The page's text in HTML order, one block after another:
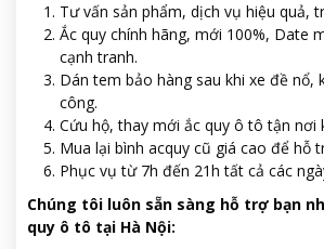
Tư vấn sản phẩm, dịch vụ hiệu quả,
Ắc quy chính hãng, mới 100%, Date
cạnh tranh.
Dán tem bảo hàng sau khi xe đề nổ,
công.
Cứu hộ, thay mới ắc quy ô tô tận nơi
Mua lại bình acquy cũ giá cao để hỗ
Phục vụ từ 7h đến 21h tất cả các
Chúng tôi luôn sẵn sàng hỗ trợ bạn
quy ô tô tại Hà Nội: